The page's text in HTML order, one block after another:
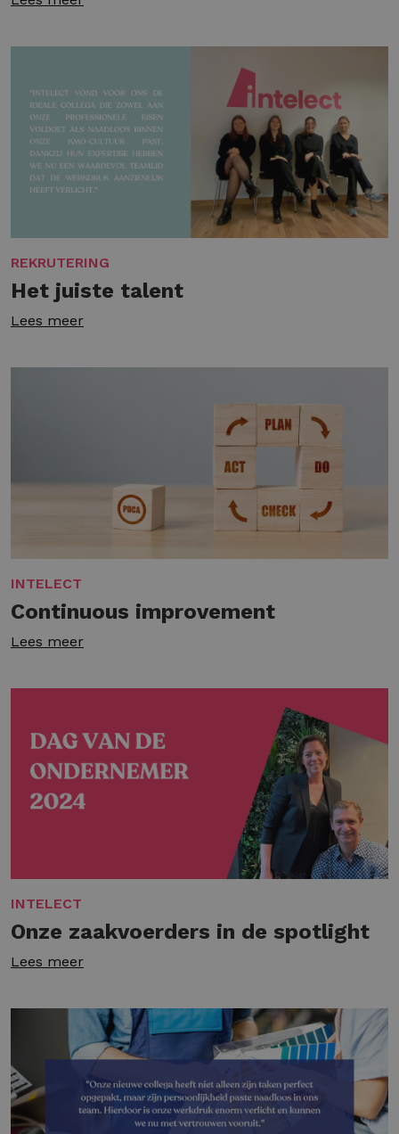
REKRUTERING
Het juiste talent
Lees meer
INTELECT
Continuous improvement
Lees meer
INTELECT
Onze zaakvoerders in de spotlight
Lees meer